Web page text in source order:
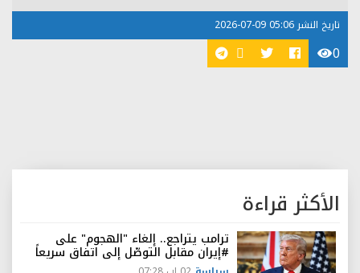
تاريخ النشر 05:06 09-07-2026
0
الأكثر قراءة
ترامب يتراجع.. إلغاء "الهجوم" على
#إيران مقابل التوصّل إلى اتفاق سريعاً